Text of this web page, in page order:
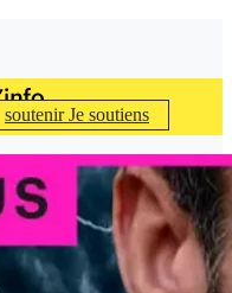
soutenirJe soutiens